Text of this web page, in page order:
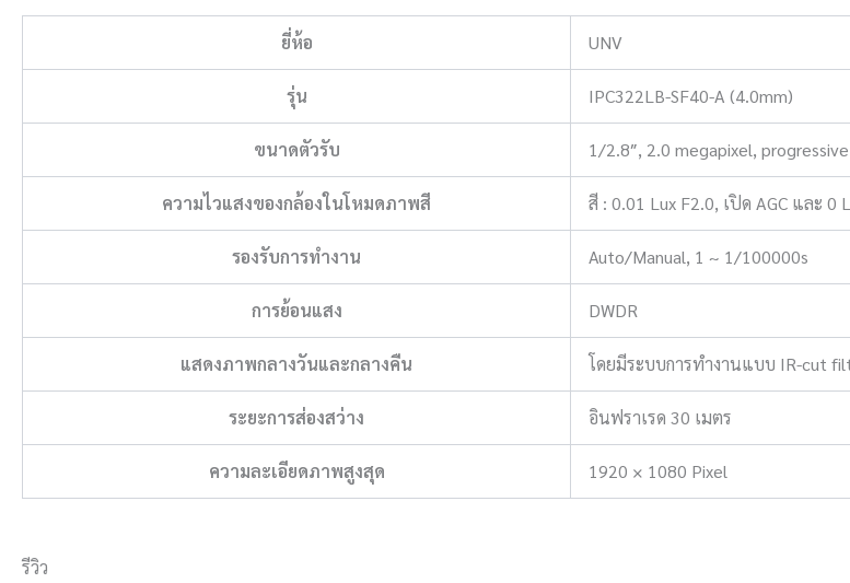
ยี่ห้อ UNV
รุ่น IPC322LB-SF40-A (4.0mm)
ขนาดตัวรับ 1/2.8″, 2.0 megapixel, progressive
ความไวแสงของกล้องในโหมดภาพสี สี : 0.01 Lux F2.0, เปิด AGC และ
รองรับการทำงาน Auto/Manual, 1 ~ 1/100000s
การย้อนแสง DWDR
แสดงภาพกลางวันและกลางคืน โดยมีระบบการทำงานแบบ IR-cut
ระยะการส่องสว่าง อินฟราเรด 30 เมตร
ความละเอียดภาพสูงสุด 1920 × 1080 Pixel
รีวิว